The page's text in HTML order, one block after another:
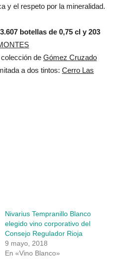
y el respeto por la mineralidad.
botellas de 0,75 cl y 203
de Gómez Cruzado
a dos tintos: Cerro Las
Nivarius Tempranillo Blanco
elegido vino corporativo del
Consejo Regulador Rioja
9 mayo, 2018
En «Vino Blanco»